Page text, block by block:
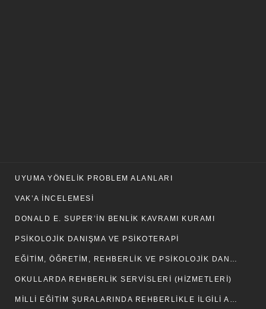
UYUMA YÖNELIK PROBLEM ALANLARI
VAK’A İNCELEMESI
DONALD E. SUPER’IN BENLIK KAVRAMI KURAMI
PSIKOLOJIK DANIŞMA VE PSIKOTERAPI
EĞITIM, ÖĞRETIM, REHBERLIK VE PSIKOLOJIK DANIŞMA HIZMETLERI
OKULLARDA REHBERLIK SERVISLERI (HIZMETLERI)
MILLI EĞITIM ŞURALARINDA REHBERLIKLE İLGILI ALINAN KARARLAR